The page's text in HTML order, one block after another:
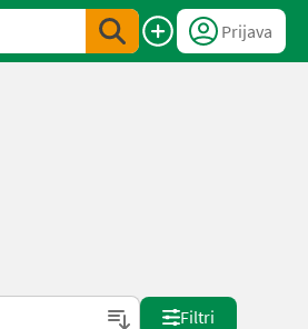
Prijava
Filtri